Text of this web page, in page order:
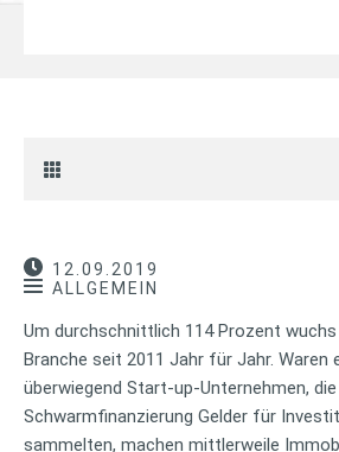
12.09.2019
ALLGEMEIN
Um durchschnittlich 114 Prozent
Branche seit 2011 Jahr für Jahr. Waren
überwiegend Start-up-Unternehmen,
Schwarmfinanzierung Gelder für
sammelten, machen mittlerweile